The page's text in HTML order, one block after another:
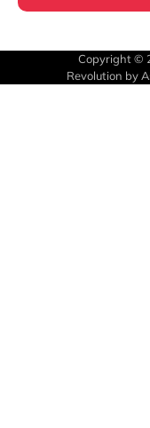
Copyright ©
Revolution by